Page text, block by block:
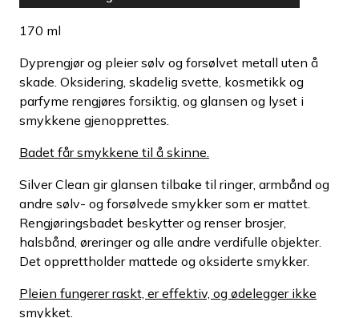
170 ml
Dyprengjør og pleier sølv og forsølvet metall uten å
skade. Oksidering, skadelig svette, kosmetikk og
parfyme rengjøres forsiktig, og glansen og lyset i
smykkene gjenopprettes.
Badet får smykkene til å skinne.
Silver Clean gir glansen tilbake til ringer, armbånd og
andre sølv- og forsølvede smykker som er mattet.
Rengjøringsbadet beskytter og renser brosjer,
halsbånd, øreringer og alle andre verdifulle objekter.
Det opprettholder mattede og oksiderte smykker.
Pleien fungerer raskt, er effektiv, og ødelegger ikke
smykket.